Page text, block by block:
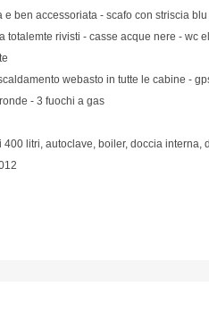
ben accessoriata - scafo con striscia blu
rivisti - casse acque nere - wc
webasto in tutte le cabine -
- 3 fuochi a gas
litri, autoclave, boiler, doccia